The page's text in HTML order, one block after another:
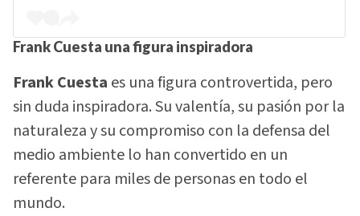
Frank Cuesta una figura inspiradora
Frank Cuesta es una figura controvertida, pero
sin duda inspiradora. Su valentía, su pasión por la
naturaleza y su compromiso con la defensa del
medio ambiente lo han convertido en un
referente para miles de personas en todo el
mundo.